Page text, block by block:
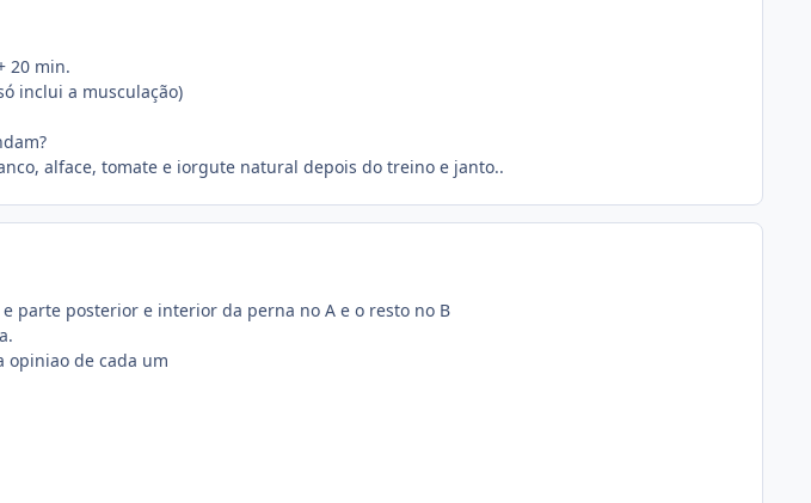
20 min.
inclui a musculação)
alface, tomate e iorgute natural depois do treino e janto..
parte posterior e interior da perna no A e o resto no B
opiniao de cada um